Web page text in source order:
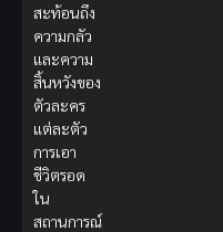
สะท้อนถึง
ความกลัว
และความ
สิ้นหวังของ
ตัวละคร
แต่ละตัว
การเอา
ชีวิตรอด
ใน
สถานการณ์